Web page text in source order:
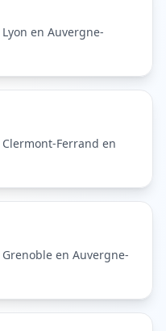
Lyon en Auvergne-
Clermont-Ferrand en
Grenoble en Auvergne-